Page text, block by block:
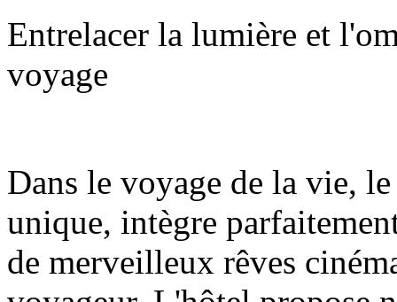
Entrelacer la lumière et
voyage
Dans le voyage de la vie,
unique, intègre
de merveilleux rêves